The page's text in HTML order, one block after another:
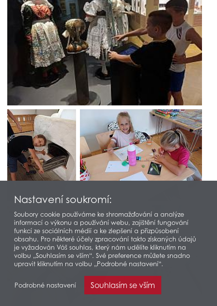
Nastavení soukromí:
Soubory cookie používáme ke shromažďování a analýze
informací o výkonu a používání webu, zajištění fungování
funkcí ze sociálních médií a ke zlepšení a přizpůsobení
obsahu. Pro některé účely zpracování takto získaných údajů
je vyžadován Váš souhlas, který nám udělíte kliknutím na
volbu „Souhlasím se vším“. Své preference můžete snadno
upravit kliknutím na volbu „Podrobné nastavení“.
Podrobné nastavení Souhlasím se vším